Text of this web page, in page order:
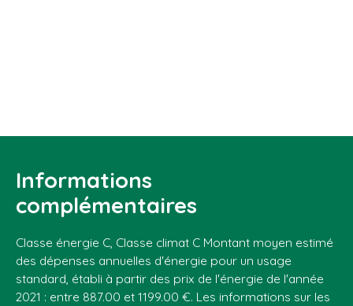
Informations
complémentaires
Classe énergie C, Classe climat C Montant moyen estimé
des dépenses annuelles d'énergie pour un usage
standard, établi à partir des prix de l'énergie de l'année
2021 : entre 887.00 et 1199.00 €. Les informations sur les